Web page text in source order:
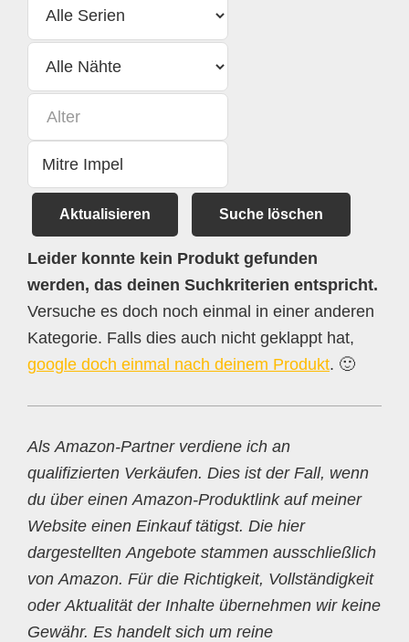
Aktualisieren Suche löschen
Leider konnte kein Produkt gefunden
werden, das deinen Suchkriterien entspricht.
Versuche es doch noch einmal in einer anderen
Kategorie. Falls dies auch nicht geklappt hat,
google doch einmal nach deinem Produkt. 🙂
Als Amazon-Partner verdiene ich an
qualifizierten Verkäufen. Dies ist der Fall, wenn
du über einen Amazon-Produktlink auf meiner
Website einen Einkauf tätigst. Die hier
dargestellten Angebote stammen ausschließlich
von Amazon. Für die Richtigkeit, Vollständigkeit
oder Aktualität der Inhalte übernehmen wir keine
Gewähr. Es handelt sich um reine